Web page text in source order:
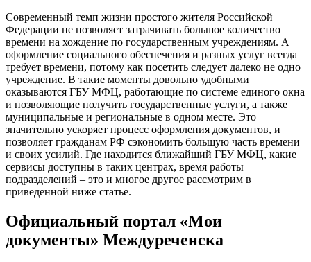
Современный темп жизни простого жителя Российской
Федерации не позволяет затрачивать большое количество
времени на хождение по государственным учреждениям. А
оформление социального обеспечения и разных услуг всегда
требует времени, потому как посетить следует далеко не одно
учреждение. В такие моменты довольно удобными
оказываются ГБУ МФЦ, работающие по системе единого окна
и позволяющие получить государственные услуги, а также
муниципальные и региональные в одном месте. Это
значительно ускоряет процесс оформления документов, и
позволяет гражданам РФ сэкономить большую часть времени
и своих усилий. Где находится ближайший ГБУ МФЦ, какие
сервисы доступны в таких центрах, время работы
подразделений – это и многое другое рассмотрим в
приведенной ниже статье.
Официальный портал «Мои
документы» Междуреченска